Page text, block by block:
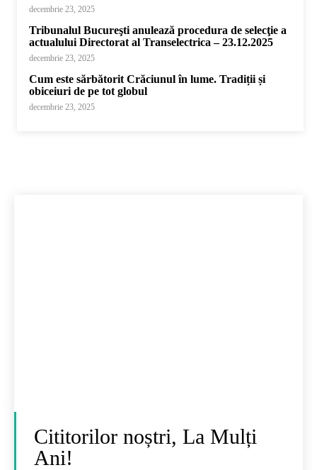
decembrie 23, 2025
Tribunalul Bucureşti anulează procedura de selecţie a
actualului Directorat al Transelectrica – 23.12.2025
decembrie 23, 2025
Cum este sărbătorit Crăciunul în lume. Tradiții și
obiceiuri de pe tot globul
decembrie 23, 2025
Cititorilor noștri, La Mulți
Ani!